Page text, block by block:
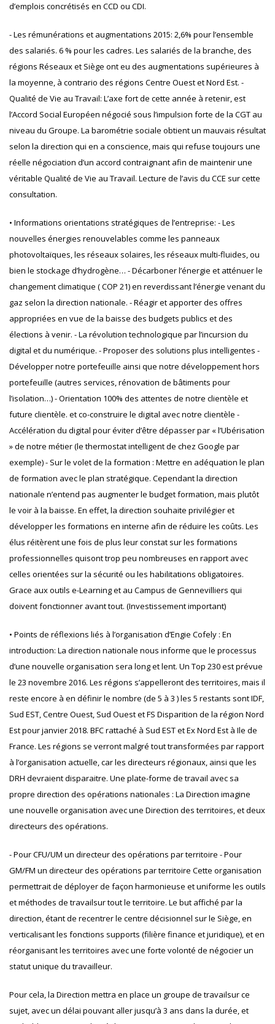
d’emplois concrétisés en CCD ou CDI.
- Les rémunérations et augmentations 2015: 2,6% pour l’ensemble
des salariés. 6 % pour les cadres. Les salariés de la branche, des
régions Réseaux et Siège ont eu des augmentations supérieures à
la moyenne, à contrario des régions Centre Ouest et Nord Est. -
Qualité de Vie au Travail: L’axe fort de cette année à retenir, est
l’Accord Social Européen négocié sous l’impulsion forte de la CGT au
niveau du Groupe. La barométrie sociale obtient un mauvais résultat
selon la direction qui en a conscience, mais qui refuse toujours une
réelle négociation d’un accord contraignant afin de maintenir une
véritable Qualité de Vie au Travail. Lecture de l’avis du CCE sur cette
consultation.
• Informations orientations stratégiques de l’entreprise: - Les
nouvelles énergies renouvelables comme les panneaux
photovoltaïques, les réseaux solaires, les réseaux multi-fluides, ou
bien le stockage d’hydrogène… - Décarboner l’énergie et atténuer le
changement climatique ( COP 21) en reverdissant l’énergie venant du
gaz selon la direction nationale. - Réagir et apporter des offres
appropriées en vue de la baisse des budgets publics et des
élections à venir. - La révolution technologique par l’incursion du
digital et du numérique. - Proposer des solutions plus intelligentes -
Développer notre portefeuille ainsi que notre développement hors
portefeuille (autres services, rénovation de bâtiments pour
l’isolation…) - Orientation 100% des attentes de notre clientèle et
future clientèle. et co-construire le digital avec notre clientèle -
Accélération du digital pour éviter d’être dépasser par « l’Ubérisation
» de notre métier (le thermostat intelligent de chez Google par
exemple) - Sur le volet de la formation : Mettre en adéquation le plan
de formation avec le plan stratégique. Cependant la direction
nationale n’entend pas augmenter le budget formation, mais plutôt
le voir à la baisse. En effet, la direction souhaite privilégier et
développer les formations en interne afin de réduire les coûts. Les
élus réitèrent une fois de plus leur constat sur les formations
professionnelles quisont trop peu nombreuses en rapport avec
celles orientées sur la sécurité ou les habilitations obligatoires.
Grace aux outils e-Learning et au Campus de Gennevilliers qui
doivent fonctionner avant tout. (Investissement important)
• Points de réflexions liés à l’organisation d’Engie Cofely : En
introduction: La direction nationale nous informe que le processus
d’une nouvelle organisation sera long et lent. Un Top 230 est prévue
le 23 novembre 2016. Les régions s’appelleront des territoires, mais il
reste encore à en définir le nombre (de 5 à 3 ) les 5 restants sont IDF,
Sud EST, Centre Ouest, Sud Ouest et FS Disparition de la région Nord
Est pour janvier 2018. BFC rattaché à Sud EST et Ex Nord Est à Ile de
France. Les régions se verront malgré tout transformées par rapport
à l’organisation actuelle, car les directeurs régionaux, ainsi que les
DRH devraient disparaitre. Une plate-forme de travail avec sa
propre direction des opérations nationales : La Direction imagine
une nouvelle organisation avec une Direction des territoires, et deux
directeurs des opérations.
- Pour CFU/UM un directeur des opérations par territoire - Pour
GM/FM un directeur des opérations par territoire Cette organisation
permettrait de déployer de façon harmonieuse et uniforme les outils
et méthodes de travailsur tout le territoire. Le but affiché par la
direction, étant de recentrer le centre décisionnel sur le Siège, en
verticalisant les fonctions supports (filière finance et juridique), et en
réorganisant les territoires avec une forte volonté de négocier un
statut unique du travailleur.
Pour cela, la Direction mettra en place un groupe de travailsur ce
sujet, avec un délai pouvant aller jusqu’à 3 ans dans la durée, et